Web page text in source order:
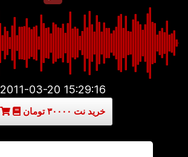
2011-03-20 15:29:16
خرید نت ۳۰۰۰۰ تومان